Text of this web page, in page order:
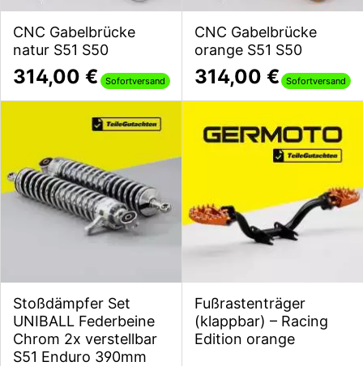
CNC Gabelbrücke
natur S51 S50
314,00 € Sofortversand
CNC Gabelbrücke
orange S51 S50
314,00 € Sofortversand
Stoßdämpfer Set
UNIBALL Federbeine
Chrom 2x verstellbar
S51 Enduro 390mm
Fußrastenträger
(klappbar) – Racing
Edition orange